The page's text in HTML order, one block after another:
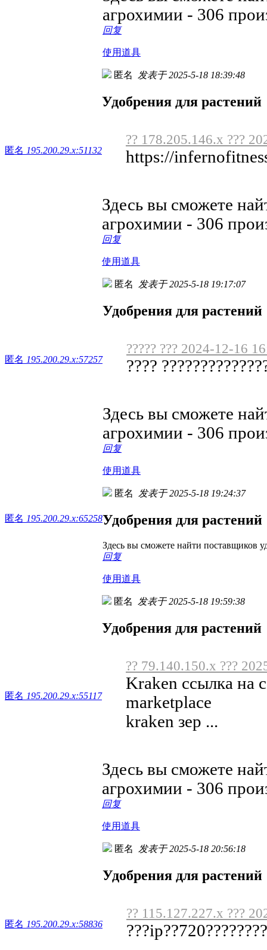
агрохимии - 306
回复
使用道具
匿名 195.200.29.x:51132
匿名 发表于 2025-5-18 18:39:48
Удобрения для растений
?? 178.205.146.x ???
https://
Здесь вы сможете
агрохимии - 306
回复
使用道具
匿名 195.200.29.x:57257
匿名 发表于 2025-5-18 19:17:07
Удобрения для растений
????? ??? 2024-12-16
????
Здесь вы сможете
агрохимии - 306
回复
使用道具
匿名 195.200.29.x:65258
匿名 发表于 2025-5-18 19:24:37
Удобрения для растений
Здесь вы сможете найти поставщиков
回复
使用道具
匿名 195.200.29.x:55117
匿名 发表于 2025-5-18 19:59:38
Удобрения для растений
?? 79.140.150.x ???
Kraken ссылка на
marketplace
kraken зер ...
Здесь вы сможете
агрохимии - 306
回复
使用道具
匿名 195.200.29.x:58836
匿名 发表于 2025-5-18 20:56:18
Удобрения для растений
?? 115.127.227.x ???